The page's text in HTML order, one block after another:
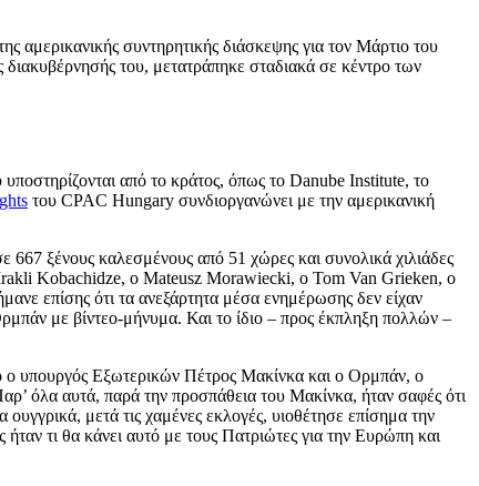
συντηρητικής διάσκεψης για τον Μάρτιο του
διακυβέρνησής του, μετατράπηκε σταδιακά σε κέντρο των
από το κράτος, όπως το Danube Institute, το
του CPAC Hungary συνδιοργανώνει με την αμερικανική
667 ξένους καλεσμένους από 51 χώρες και συνολικά χιλιάδες
Kobachidze, ο Mateusz Morawiecki, ο Tom Van Grieken, ο
επίσης ότι τα ανεξάρτητα μέσα ενημέρωσης δεν είχαν
με βίντεο-μήνυμα. Και το ίδιο – προς έκπληξη πολλών –
ο υπουργός Εξωτερικών Πέτρος Μακίνκα και ο Ορμπάν, ο
όλα αυτά, παρά την προσπάθεια του Μακίνκα, ήταν σαφές ότι
μετά τις χαμένες εκλογές, υιοθέτησε επίσημα την
τι θα κάνει αυτό με τους Πατριώτες για την Ευρώπη και